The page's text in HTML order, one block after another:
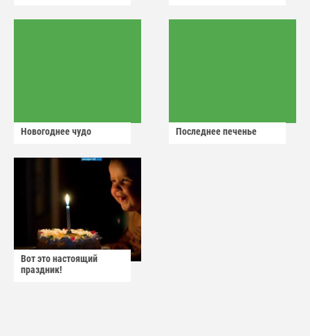
Новогоднее чудо Последнее печенье
Вот это настоящий
праздник!